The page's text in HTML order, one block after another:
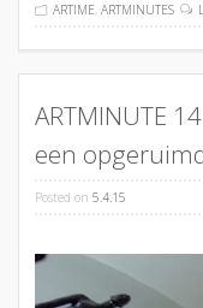
ARTIME ARTMINUTES
ARTMINUTE
een
Posted on 5.4.15